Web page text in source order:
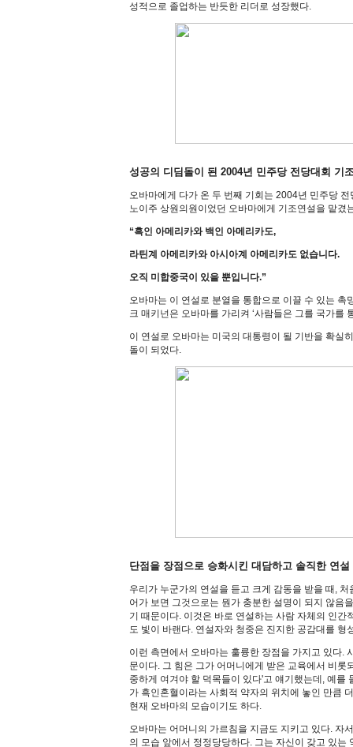
성적으로 졸업하는 반듯한 리더로 성장했다.
성공의 디딤돌이 된 2004년 민주당 전당대회 기
오바마에게 다가 온 두 번째 기회는 2004년 민주당
노이주 상원의원이었던 오바마에게 기조연설을 맡
“흑인 아메리카와 백인 아메리카도,
라틴계 아메리카와 아시아계 아메리카도 없습니다.
오직 미합중국이 있을 뿐입니다.”
오바마는 이 연설로 분열을 통합으로 이끌 수 있는
크 매키넌은 오바마를 가리켜 ‘사람들은 그를 국가를
이 연설로 오바마는 미국의 대통령이 될 기반을 확실
돌이 되었다.
단점을 장점으로 승화시킨 대담하고 솔직한 연설
우리가 누군가의 연설을 듣고 크게 감동을 받을 때,
어가 보면 그것으로는 뭔가 충분한 설명이 되지 않음
기 때문이다. 이것은 바로 연설하는 사람 자체의 인
도 빛이 바랜다. 연설자와 청중은 진지한 공감대를 형
이런 측면에서 오바마는 훌륭한 장점을 가지고 있다.
문이다. 그 힘은 그가 어머니에게 받은 교육에서 비롯
중하게 여겨야 할 덕목들이 있다'고 얘기했는데, 예를
가 흑인혼혈이라는 사회적 약자의 위치에 놓인 만큼
현재 오바마의 모습이기도 하다.
오바마는 어머니의 가르침을 지금도 지키고 있다. 자
의 모습 앞에서 정정당당하다. 그는 자신이 갖고 있